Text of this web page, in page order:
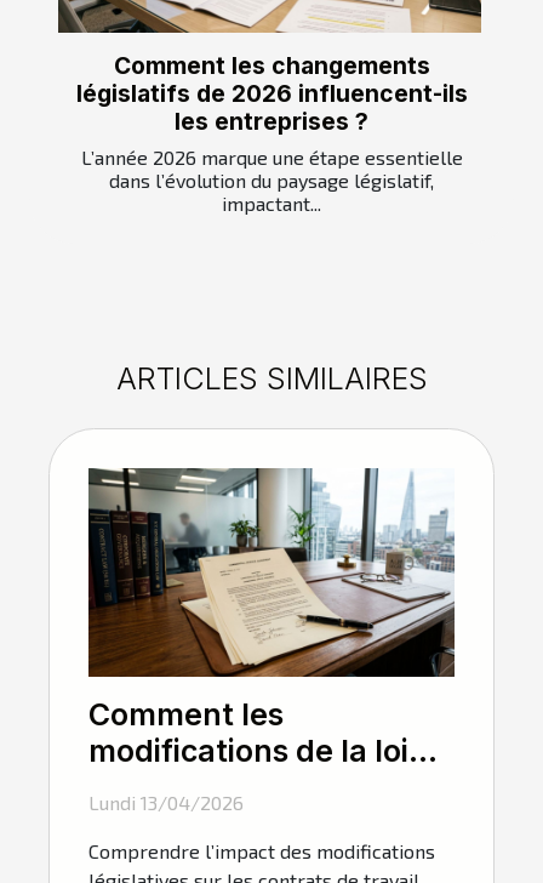
Comment les changements
législatifs de 2026 influencent-ils
les entreprises ?
L’année 2026 marque une étape essentielle
dans l’évolution du paysage législatif,
impactant...
ARTICLES SIMILAIRES
Comment les
modifications de la loi
influencent-elles les
contrats de travail en
2026 ?
Lundi 13/04/2026
Comprendre l’impact des modifications